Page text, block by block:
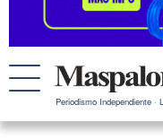
Periodismo Independiente ·